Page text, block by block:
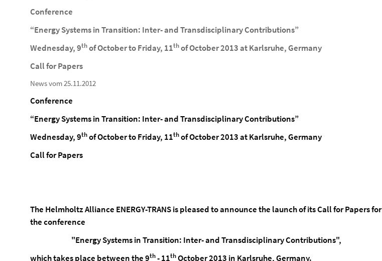
Conference
“Energy Systems in Transition: Inter- and Transdisciplinary Contributions”
Wednesday, 9thof October to Friday, 11thof October 2013 at Karlsruhe, Germany
Call for Papers
News vom 25.11.2012
Conference
“Energy Systems in Transition: Inter- and Transdisciplinary Contributions”
Wednesday, 9thof October to Friday, 11thof October 2013 at Karlsruhe, Germany
Call for Papers
The Helmholtz Alliance ENERGY-TRANS is pleased to announce the launch of its Call for Papers for
the conference
"Energy Systems in Transition: Inter- and Transdisciplinary Contributions",
which takes place between the 9th- 11thOctober 2013 in Karlsruhe, Germany.